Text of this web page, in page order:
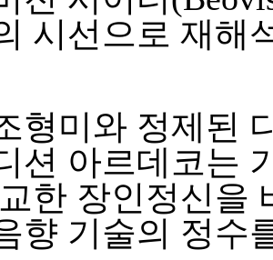
시선으로 재해
형미와 정제된
션 아르데코는
한 장인정신을
향 기술의 정수